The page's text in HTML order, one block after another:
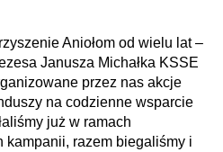
Aniołom od wielu lat –
Janusza Michałka KSSE
przez nas akcje
na codzienne wsparcie
już w ramach
kampanii, razem biegaliśmy i